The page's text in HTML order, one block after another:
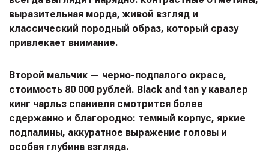
выразительная морда, живой взгляд и
классический породный образ, который сразу
привлекает внимание.
Второй мальчик — черно-подпалого окраса,
стоимость 80 000 рублей. Black and tan у кавалер
кинг чарльз спаниеля смотрится более
сдержанно и благородно: темный корпус, яркие
подпалины, аккуратное выражение головы и
особая глубина взгляда.